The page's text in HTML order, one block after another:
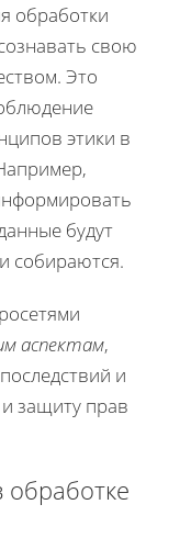
обработки
свою
Это
этики в
будут
собираются.
аспектам,
и
защиту прав
обработке